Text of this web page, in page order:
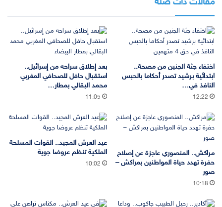
مقالات ذات صلة
اختفاء جثة الجنين من مصحة..
ابتدائية برشيد تصدر أحكاما بالحبس
النافذ في…
12:22
بعد إطلاق سراحه من إسرائيل..
استقبال حافل للصحافي المغربي
محمد البقالي بمطار…
11:05
مراكش.. المنصوري عاجزة عن إصلاح
حفرة تهدد حياة المواطنين بمراكش –
صور
10:18
عيد العرش المجيد.. القوات المسلحة
الملكية تنظم عروضا جوية
10:02